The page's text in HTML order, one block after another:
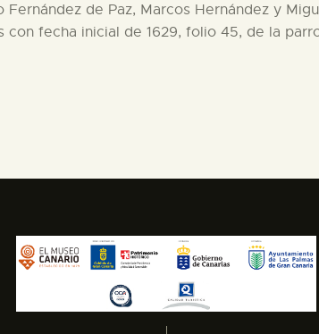
de Paz, Marcos Hernández y
fecha inicial de 1629, folio 45, de la